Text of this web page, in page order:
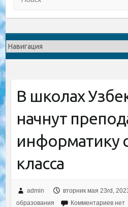
В школах
начнут
информатику
класса
admin вторник мая 23rd,
образования
Комментариев нет